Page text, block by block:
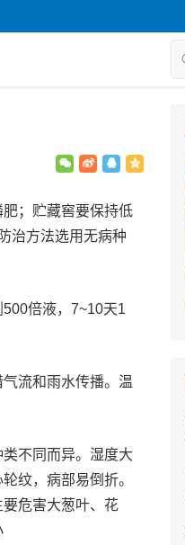
；贮藏窖要保持低
治方法选用无病种
倍液，7~10天1
流和雨水传播。温
不同而异。湿度大
纹，病部易倒折。
危害大葱叶、花